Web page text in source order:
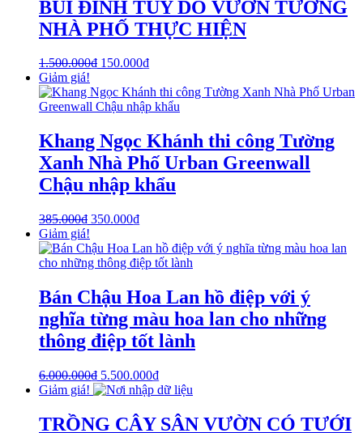
BÙI ĐÌNH TÚY DO VƯỜN TƯỜNG
NHÀ PHỐ THỰC HIỆN
1.500.000₫ 150.000₫
Giảm giá!
Khang Ngọc Khánh thi công Tường
Xanh Nhà Phố Urban Greenwall
Chậu nhập khẩu
385.000₫ 350.000₫
Giảm giá!
Bán Chậu Hoa Lan hồ điệp với ý
nghĩa từng màu hoa lan cho những
thông điệp tốt lành
6.000.000₫ 5.500.000₫
Giảm giá!
TRỒNG CÂY SÂN VƯỜN CÓ TƯỚI